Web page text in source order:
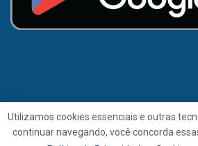
Utilizamos cookies essenciais e outras
continuar navegando, você concorda